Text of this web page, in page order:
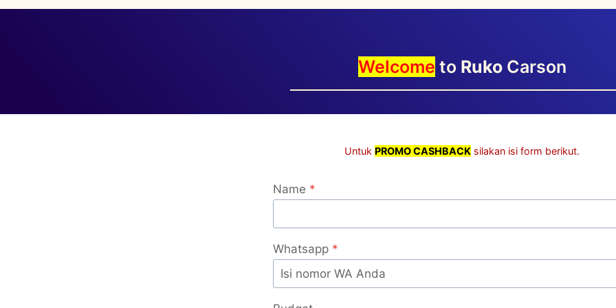
Welcome to Ruko Carson
Untuk PROMO CASHBACK silakan isi form berikut.
Name *
Whatsapp *